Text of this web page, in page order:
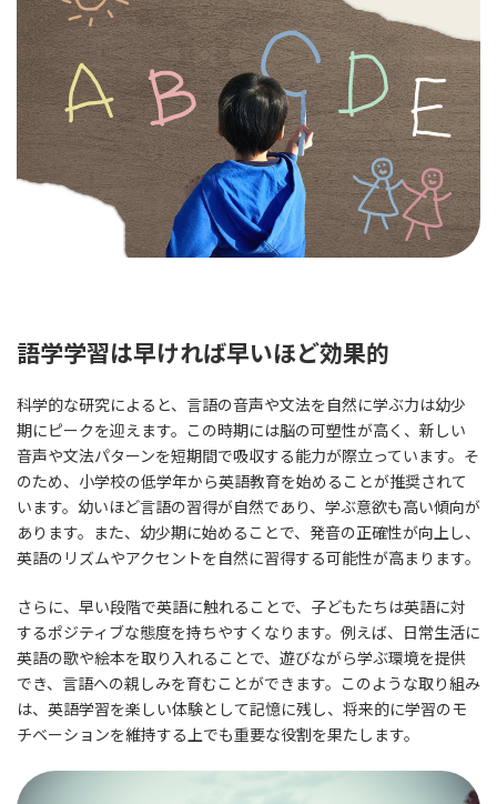
語学学習は早ければ早いほど効果的
科学的な研究によると、言語の音声や文法を自然に学ぶ力は幼少
期にピークを迎えます。この時期には脳の可塑性が高く、新しい
音声や文法パターンを短期間で吸収する能力が際立っています。そ
のため、小学校の低学年から英語教育を始めることが推奨されて
います。幼いほど言語の習得が自然であり、学ぶ意欲も高い傾向が
あります。また、幼少期に始めることで、発音の正確性が向上し、
英語のリズムやアクセントを自然に習得する可能性が高まります。
さらに、早い段階で英語に触れることで、子どもたちは英語に対
するポジティブな態度を持ちやすくなります。例えば、日常生活に
英語の歌や絵本を取り入れることで、遊びながら学ぶ環境を提供
でき、言語への親しみを育むことができます。このような取り組み
は、英語学習を楽しい体験として記憶に残し、将来的に学習のモ
チベーションを維持する上でも重要な役割を果たします。